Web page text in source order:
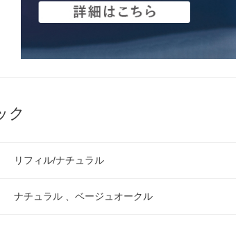
ク
リフィル/ナチュラル
ナチュラル 、ベージュオークル